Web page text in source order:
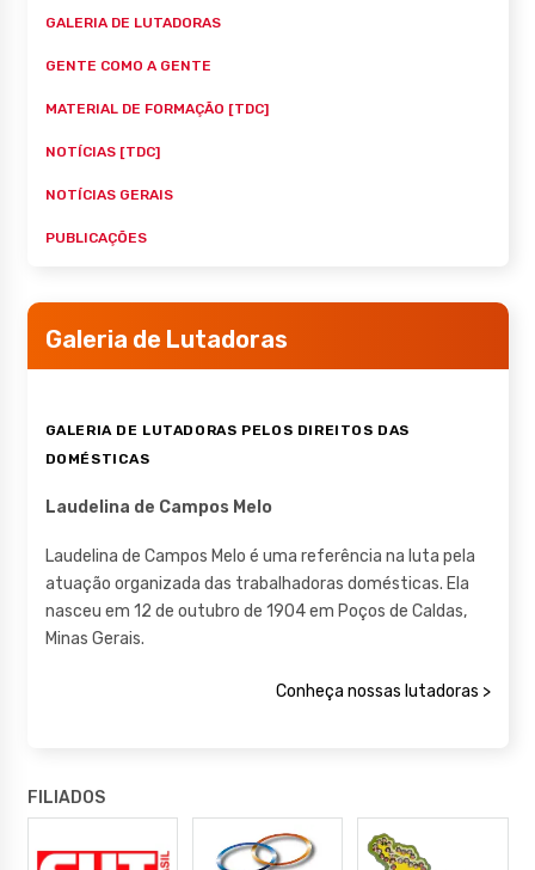
GALERIA DE LUTADORAS
GENTE COMO A GENTE
MATERIAL DE FORMAÇÃO [TDC]
NOTÍCIAS [TDC]
NOTÍCIAS GERAIS
PUBLICAÇÕES
Galeria de Lutadoras
GALERIA DE LUTADORAS PELOS DIREITOS DAS
DOMÉSTICAS
Laudelina de Campos Melo
Laudelina de Campos Melo é uma referência na luta pela
atuação organizada das trabalhadoras domésticas. Ela
nasceu em 12 de outubro de 1904 em Poços de Caldas,
Minas Gerais.
Conheça nossas lutadoras >
FILIADOS